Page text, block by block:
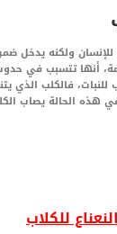
للإنسان ولكنه يدخل
أنها تتسبب في
فالكلب
الحالة يصاب
للكلاب